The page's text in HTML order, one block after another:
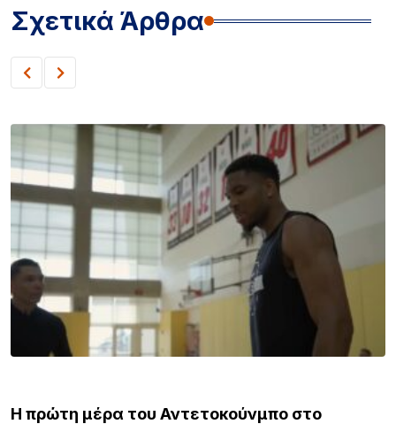
Σχετικά Άρθρα
Η πρώτη μέρα του Αντετοκούνμπο στο